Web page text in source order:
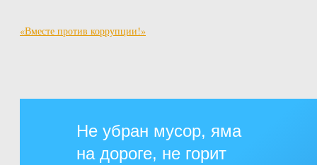
«Вместе против коррупции!»
Не убран мусор, яма
на дороге, не горит